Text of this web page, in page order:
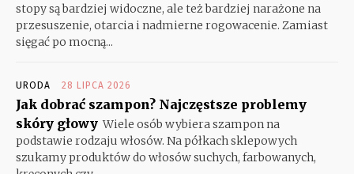
stopy są bardziej widoczne, ale też bardziej narażone na
przesuszenie, otarcia i nadmierne rogowacenie. Zamiast
sięgać po mocną...
URODA 28 LIPCA 2026
Jak dobrać szampon? Najczęstsze problemy
skóry głowy Wiele osób wybiera szampon na
podstawie rodzaju włosów. Na półkach sklepowych
szukamy produktów do włosów suchych, farbowanych,